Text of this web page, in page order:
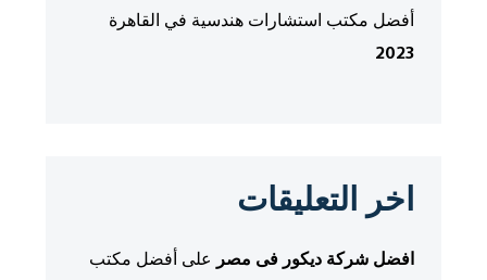
أفضل مكتب استشارات هندسية في القاهرة
2023
اخر التعليقات
افضل شركة ديكور فى مصر على أفضل مكتب